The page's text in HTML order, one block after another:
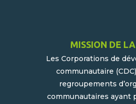
MISSION DE
Les Corporations de
communautaire
regroupements
communautaires ayant